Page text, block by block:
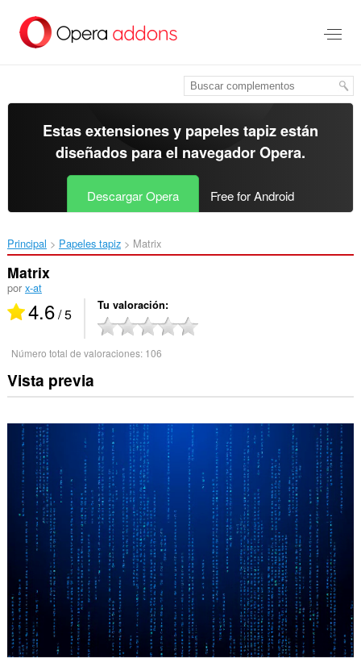
contenido
Estas extensiones y papeles tapiz están
diseñados para el navegador Opera.
Descargar Opera Free for Android
Principal Papeles tapiz Matrix‎
Matrix
por x-at
4.6/ 5 Tu valoración
Número total de valoraciones: 106
Vista previa